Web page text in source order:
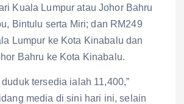
Kuala Lumpur atau Johor Bahru
Bintulu serta Miri; dan RM249
Lumpur ke Kota Kinabalu dan
Bahru ke Kota Kinabalu.
tersedia ialah 11,400,”
media di sini hari ini, selain